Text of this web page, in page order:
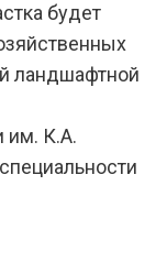
будет
ландшафтной
им. К.А.